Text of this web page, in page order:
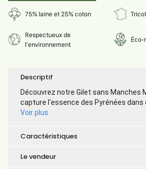
75% laine et 25% coton
Respectueux de
l'environnement
Éco-
Descriptif
Découvrez notre Gilet sans Manches
capture l'essence des Pyrénées dans
Voir plus
Caractéristiques
Le vendeur